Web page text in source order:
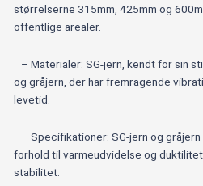
størrelserne 315mm, 425mm og
offentlige arealer.
– Materialer: SG-jern, kendt for sin
og gråjern, der har fremragende
levetid.
– Specifikationer: SG-jern og
forhold til varmeudvidelse og
stabilitet.